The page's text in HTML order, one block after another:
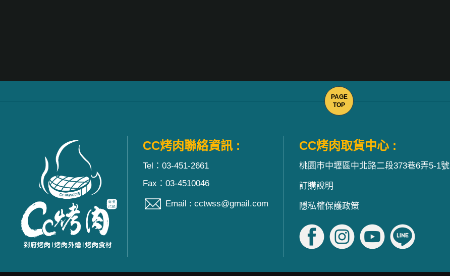
CC烤肉聯絡資訊 :
Tel：03-451-2661
Fax：03-4510046
Email : cctwss@gmail.com
CC烤肉取貨中心 :
桃園市中壢區中北路二段373巷6弄5-1號
訂購說明
隱私權保護政策